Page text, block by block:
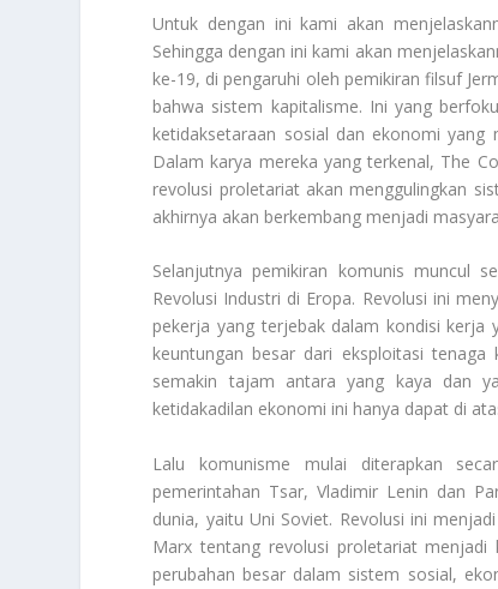
Untuk dengan ini kami akan
Sehingga dengan ini kami akan
ke-19, di pengaruhi oleh pemikiran filsuf
bahwa sistem kapitalisme. Ini yang
ketidaksetaraan sosial dan ekonomi
Dalam karya mereka yang terkenal, The
revolusi proletariat akan menggulingkan
akhirnya akan berkembang menjadi
Selanjutnya pemikiran komunis muncul
Revolusi Industri di Eropa. Revolusi ini
pekerja yang terjebak dalam kondisi kerja
keuntungan besar dari eksploitasi
semakin tajam antara yang kaya dan
ketidakadilan ekonomi ini hanya dapat di
Lalu komunisme mulai diterapkan
pemerintahan Tsar, Vladimir Lenin dan
dunia, yaitu Uni Soviet. Revolusi ini
Marx tentang revolusi proletariat
perubahan besar dalam sistem sosial,